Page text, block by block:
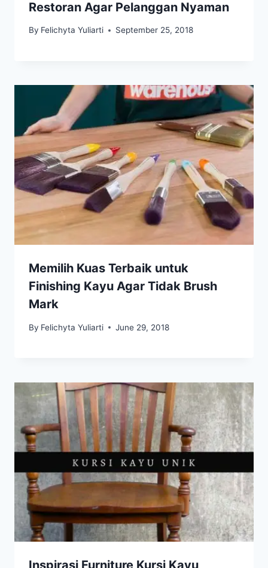
Restoran Agar Pelanggan Nyaman
By Felichyta Yuliarti September 25, 2018
Memilih Kuas Terbaik untuk
Finishing Kayu Agar Tidak Brush
Mark
By Felichyta Yuliarti June 29, 2018